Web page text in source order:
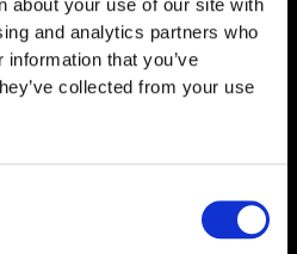
about your use of our site with
and analytics partners who
that you’ve
collected from your use